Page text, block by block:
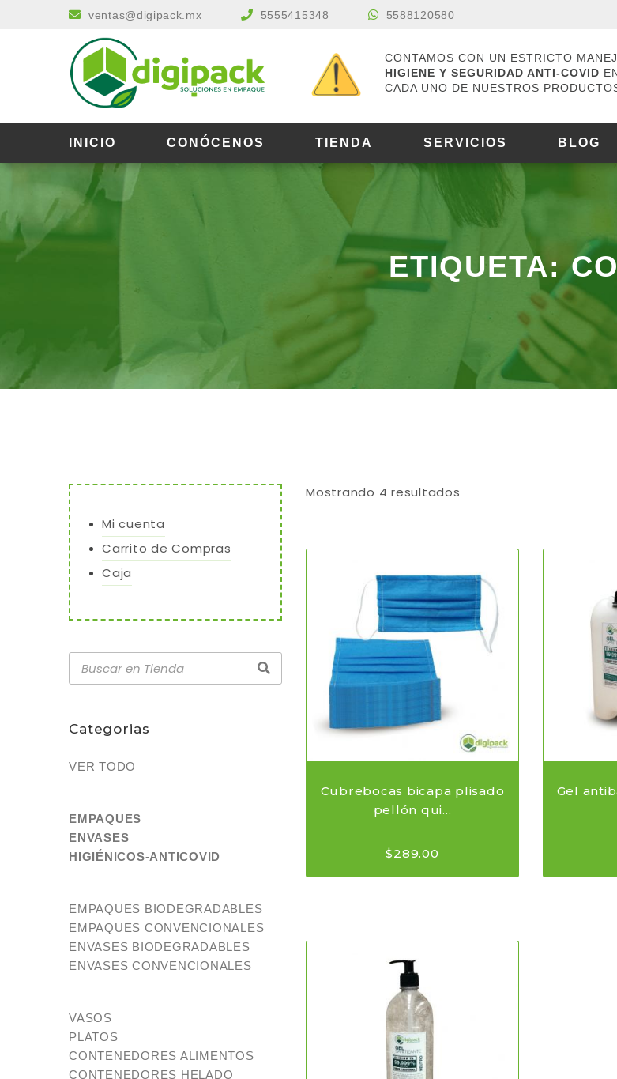
ventas@digipack.mx 5555415348 5588120580
CONTAMOS CON UN ESTRICTO
HIGIENE Y SEGURIDAD ANTI-COVID
CADA UNO DE NUESTROS
INICIO CONÓCENOS TIENDA SERVICIOS BLOG
ETIQUETA:
Mi cuenta
Carrito de Compras
Caja
Categorias
VER TODO
EMPAQUES
ENVASES
HIGIÉNICOS-ANTICOVID
EMPAQUES BIODEGRADABLES
EMPAQUES CONVENCIONALES
ENVASES BIODEGRADABLES
ENVASES CONVENCIONALES
VASOS
PLATOS
CONTENEDORES ALIMENTOS
CONTENEDORES HELADO
Mostrando 4 resultados
Cubrebocas bicapa plisado
pellón qui...
$289.00
Gel